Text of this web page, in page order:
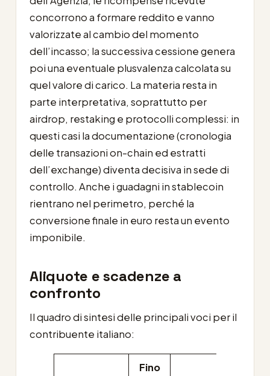
concorrono a formare reddito e vanno
valorizzate al cambio del momento
dell’incasso; la successiva cessione genera
poi una eventuale plusvalenza calcolata su
quel valore di carico. La materia resta in
parte interpretativa, soprattutto per
airdrop, restaking e protocolli complessi: in
questi casi la documentazione (cronologia
delle transazioni on-chain ed estratti
dell’exchange) diventa decisiva in sede di
controllo. Anche i guadagni in stablecoin
rientrano nel perimetro, perché la
conversione finale in euro resta un evento
imponibile.
Aliquote e scadenze a
confronto
Il quadro di sintesi delle principali voci per il
contribuente italiano:
Fino